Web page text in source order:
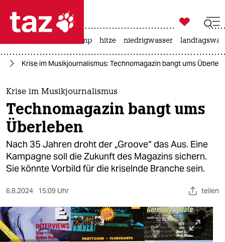
 taz zahl ich
taz zahl ich
themen
politik
öko
gesellschaft
sport
berlin

taz zahl ich
usa unter trump hitze niedrigwasser
Krise im Musikjournalismus: Technomagazin bangt ums
Krise im Musikjournalismus
Technomagazin bangt ums
Überleben
Nach 35 Jahren droht der „Groove“ das Aus. Eine
Kampagne soll die Zukunft des Magazins sichern.
Sie könnte Vorbild für die kriselnde Branche sein.
6.8.2024 15:09 Uhr teilen